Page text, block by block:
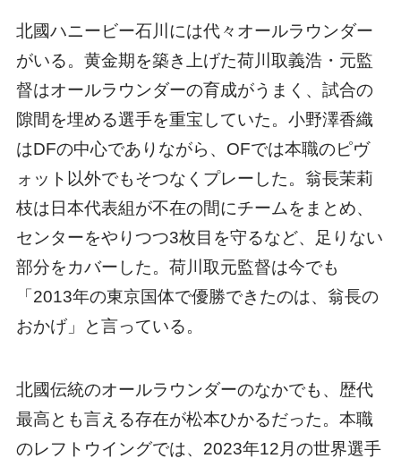
北國ハニービー石川には代々オールラウンダー
がいる。黄金期を築き上げた荷川取義浩・元監
督はオールラウンダーの育成がうまく、試合の
隙間を埋める選手を重宝していた。小野澤香織
はDFの中心でありながら、OFでは本職のピヴ
ォット以外でもそつなくプレーした。翁長茉莉
枝は日本代表組が不在の間にチームをまとめ、
センターをやりつつ3枚目を守るなど、足りない
部分をカバーした。荷川取元監督は今でも
「2013年の東京国体で優勝できたのは、翁長の
おかげ」と言っている。
北國伝統のオールラウンダーのなかでも、歴代
最高とも言える存在が松本ひかるだった。本職
のレフトウイングでは、2023年12月の世界選手